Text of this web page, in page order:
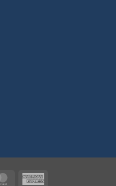
MasterCard